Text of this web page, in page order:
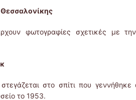
φωτογραφίες σχετικές με
στο σπίτι που
το 1953.